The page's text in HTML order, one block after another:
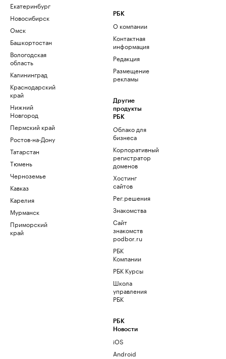
Екатеринбург
Новосибирск
Омск
Башкортостан
Вологодская
область
Калининград
Краснодарский
край
Нижний
Новгород
Пермский край
Ростов-на-Дону
Татарстан
Тюмень
Черноземье
Кавказ
Карелия
Мурманск
Приморский
край
РБК
О компании
Контактная
информация
Редакция
Размещение
рекламы
Другие
продукты
РБК
Облако для
бизнеса
Корпоративный
регистратор
доменов
Хостинг
сайтов
Рег.решения
Знакомства
Сайт
знакомств
podbor.ru
РБК
Компании
РБК Курсы
Школа
управления
РБК
РБК
Новости
iOS
Android